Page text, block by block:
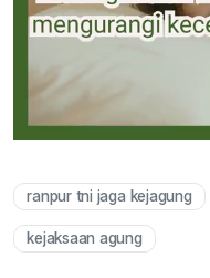
ranpur tni jaga kejagung
kejaksaan agung